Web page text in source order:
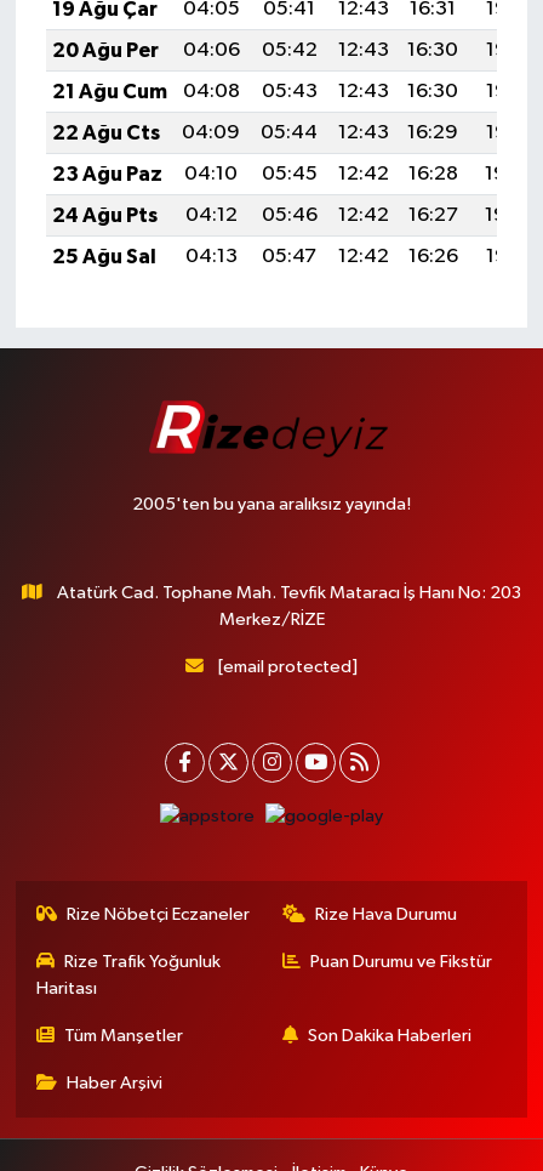
19 Ağu Çar
04:05 05:41 12:43 16:31
19:36
20 Ağu Per
04:06 05:42 12:43 16:30
19:35
21 Ağu Cum
04:08 05:43 12:43 16:30
19:33
22 Ağu Cts
04:09 05:44 12:43 16:29
19:32
23 Ağu Paz
04:10 05:45 12:42 16:28
19:30
24 Ağu Pts
04:12 05:46 12:42 16:27
19:29
25 Ağu Sal
04:13 05:47 12:42 16:26 19:27
2005'ten bu yana aralıksız yayında!
Atatürk Cad. Tophane Mah. Tevfik Mataracı İş Hanı No: 203
Merkez/RİZE
[email protected]
Rize Nöbetçi Eczaneler Rize Hava Durumu
Rize Trafik Yoğunluk
Haritası
Puan Durumu ve Fikstür
Tüm Manşetler Son Dakika Haberleri
Haber Arşivi